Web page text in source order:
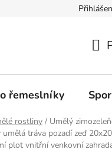
řemeslníky
rostliny / Umělý
tráva pozadí zeď
plot vnitřní venkovní